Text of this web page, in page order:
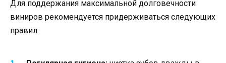
Для поддержания максимальной долговечности
виниров рекомендуется придерживаться следующих
правил: